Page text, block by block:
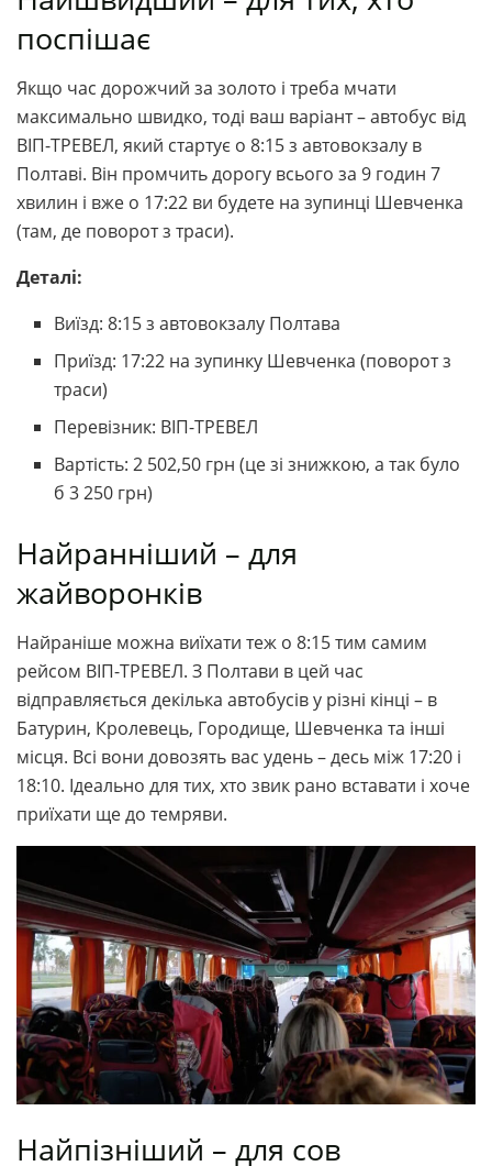
поспішає
Якщо час дорожчий за золото і треба мчати
максимально швидко, тоді ваш варіант – автобус від
ВІП-ТРЕВЕЛ, який стартує о 8:15 з автовокзалу в
Полтаві. Він промчить дорогу всього за 9 годин 7
хвилин і вже о 17:22 ви будете на зупинці Шевченка
(там, де поворот з траси).
Деталі:
Виїзд: 8:15 з автовокзалу Полтава
Приїзд: 17:22 на зупинку Шевченка (поворот з
траси)
Перевізник: ВІП-ТРЕВЕЛ
Вартість: 2 502,50 грн (це зі знижкою, а так було
б 3 250 грн)
Найранніший – для
жайворонків
Найраніше можна виїхати теж о 8:15 тим самим
рейсом ВІП-ТРЕВЕЛ. З Полтави в цей час
відправляється декілька автобусів у різні кінці – в
Батурин, Кролевець, Городище, Шевченка та інші
місця. Всі вони довозять вас удень – десь між 17:20 і
18:10. Ідеально для тих, хто звик рано вставати і хоче
приїхати ще до темряви.
Найпізніший – для сов